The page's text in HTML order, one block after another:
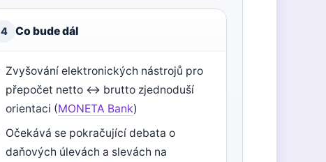
4 Co bude dál
Zvyšování elektronických nástrojů pro
přepočet netto ↔ brutto zjednoduší
orientaci (MONETA Bank)
Očekává se pokračující debata o
daňových úlevách a slevách na